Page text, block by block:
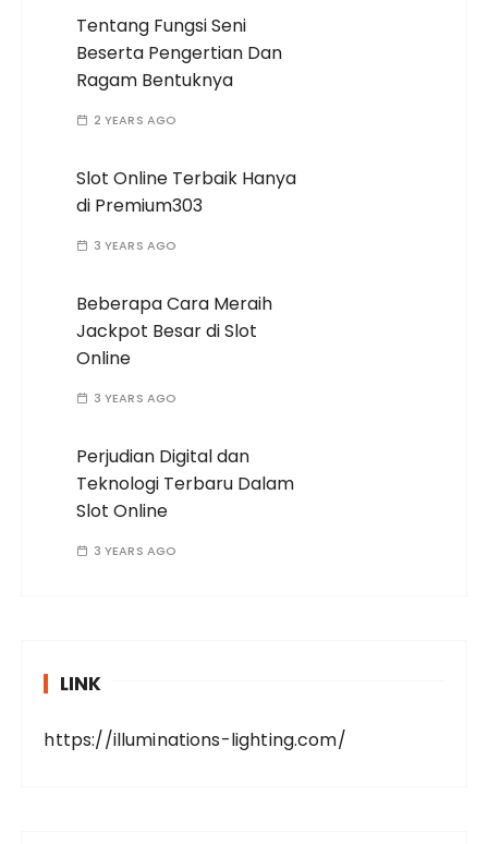
Tentang Fungsi Seni
Beserta Pengertian Dan
Ragam Bentuknya
2 YEARS AGO
Slot Online Terbaik Hanya
di Premium303
3 YEARS AGO
Beberapa Cara Meraih
Jackpot Besar di Slot
Online
3 YEARS AGO
Perjudian Digital dan
Teknologi Terbaru Dalam
Slot Online
3 YEARS AGO
LINK
https://illuminations-lighting.com/